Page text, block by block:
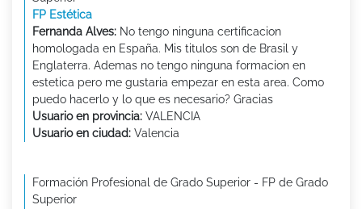
FP Estética
Fernanda Alves: No tengo ninguna certificacion
homologada en España. Mis titulos son de Brasil y
Englaterra. Ademas no tengo ninguna formacion en
estetica pero me gustaria empezar en esta area. Como
puedo hacerlo y lo que es necesario? Gracias
Usuario en provincia: VALENCIA
Usuario en ciudad: Valencia
Formación Profesional de Grado Superior - FP de Grado
Superior